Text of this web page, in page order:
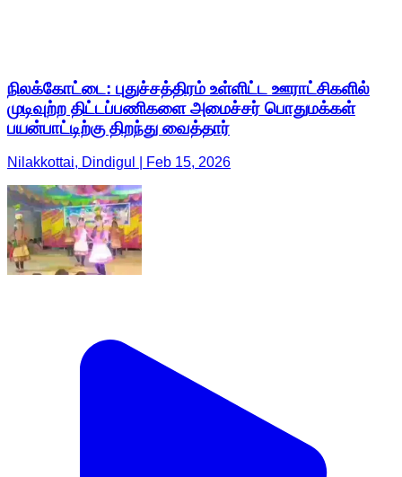
நிலக்கோட்டை: புதுச்சத்திரம் உள்ளிட்ட ஊராட்சிகளில்
முடிவுற்ற திட்டப்பணிகளை அமைச்சர் பொதுமக்கள்
பயன்பாட்டிற்கு திறந்து வைத்தார்
Nilakkottai, Dindigul | Feb 15, 2026